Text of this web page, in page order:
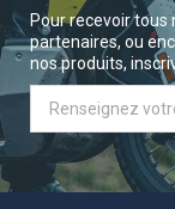
Pour recevoir tous
partenaires, ou
nos produits,